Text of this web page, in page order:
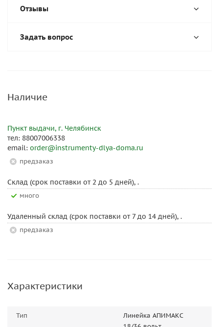
Отзывы
Задать вопрос
Наличие
Пункт выдачи, г. Челябинск
тел: 88007006338
email: order@instrumenty-dlya-doma.ru
Предзаказ
Склад (срок поставки от 2 до 5 дней), .
Много
Удаленный склад (срок поставки от 7 до 14 дней), .
Предзаказ
Характеристики
Тип
Линейка АПИМАКС